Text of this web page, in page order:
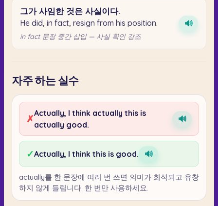
그가 사임한 것은 사실이다.
He did, in fact, resign from his position.
in fact 문장 중간 삽입 — 사실 확인 강조
🔊
자주 하는 실수
✗Actually, I think actually this is
actually good.
🔊
✓Actually, I think this is good. 🔊
actually를 한 문장에 여러 번 쓰면 의미가 희석되고 유창
하지 않게 들립니다. 한 번만 사용하세요.